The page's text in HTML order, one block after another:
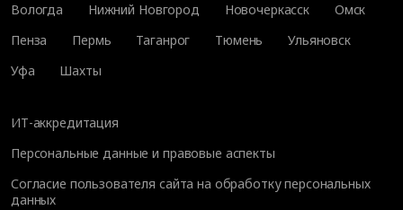
Вологда
Нижний Новгород Новочеркасск
Омск
Пенза
Пермь Таганрог Тюмень
Ульяновск
Уфа
Шахты
ИТ-аккредитация
Персональные данные и правовые аспекты
Согласие пользователя сайта на обработку персональных
данных